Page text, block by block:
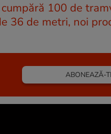
100 de
36 de metri, noi
ABONEAZĂ-